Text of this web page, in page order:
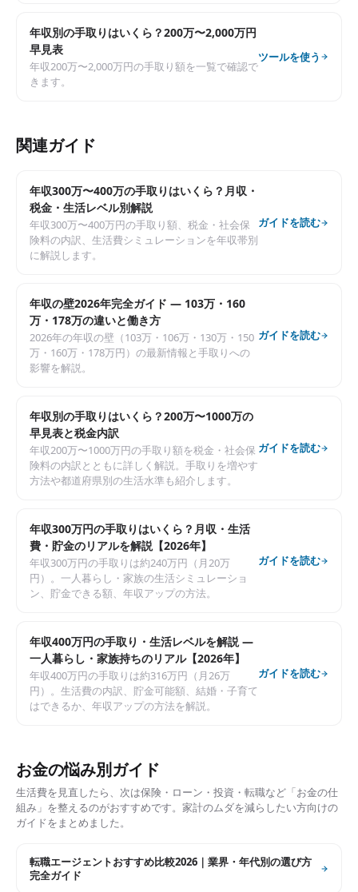
年収別の手取りはいくら？200万〜2,000万円
早見表
年収200万〜2,000万円の手取り額を一覧で確認で
きます。
ツールを使う
関連ガイド
年収300万〜400万の手取りはいくら？月収・
税金・生活レベル別解説
年収300万〜400万円の手取り額、税金・社会保
険料の内訳、生活費シミュレーションを年収帯別
に解説します。
ガイドを読む
年収の壁2026年完全ガイド — 103万・160
万・178万の違いと働き方
2026年の年収の壁（103万・106万・130万・150
万・160万・178万円）の最新情報と手取りへの
影響を解説。
ガイドを読む
年収別の手取りはいくら？200万〜1000万の
早見表と税金内訳
年収200万〜1000万円の手取り額を税金・社会保
険料の内訳とともに詳しく解説。手取りを増やす
方法や都道府県別の生活水準も紹介します。
ガイドを読む
年収300万円の手取りはいくら？月収・生活
費・貯金のリアルを解説【2026年】
年収300万円の手取りは約240万円（月20万
円）。一人暮らし・家族の生活シミュレーショ
ン、貯金できる額、年収アップの方法。
ガイドを読む
年収400万円の手取り・生活レベルを解説 —
一人暮らし・家族持ちのリアル【2026年】
年収400万円の手取りは約316万円（月26万
円）。生活費の内訳、貯金可能額、結婚・子育て
はできるか、年収アップの方法を解説。
ガイドを読む
お金の悩み別ガイド
生活費を見直したら、次は保険・ローン・投資・転職など「お金の仕
組み」を整えるのがおすすめです。家計のムダを減らしたい方向けの
ガイドをまとめました。
転職エージェントおすすめ比較2026｜業界・年代別の選び方
完全ガイド